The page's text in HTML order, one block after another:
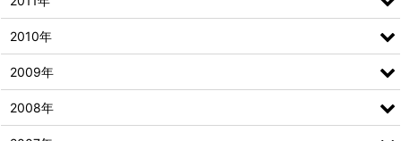
2010年
2009年
2008年